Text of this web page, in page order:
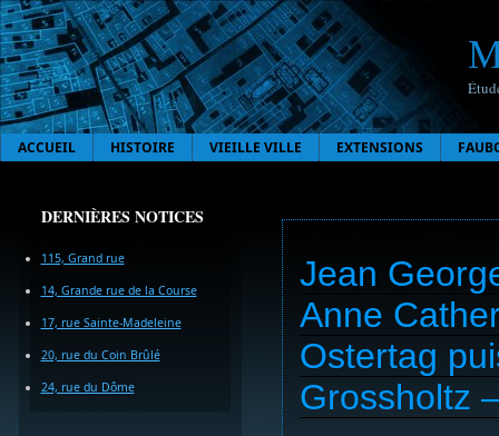
ACCUEIL HISTOIRE VIEILLE VILLE EXTENSIONS
DERNIÈRES NOTICES
115, Grand rue
14, Grande rue de la Course
17, rue Sainte-Madeleine
20, rue du Coin Brûlé
24, rue du Dôme
Jean
Anne
Ostertag
Grossholtz